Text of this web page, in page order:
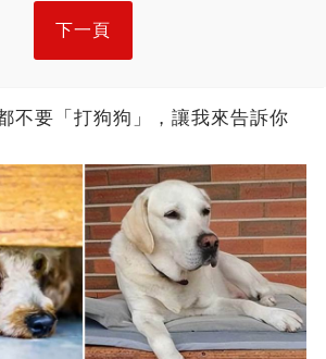
下一頁
不要「打狗狗」，讓我來告訴你